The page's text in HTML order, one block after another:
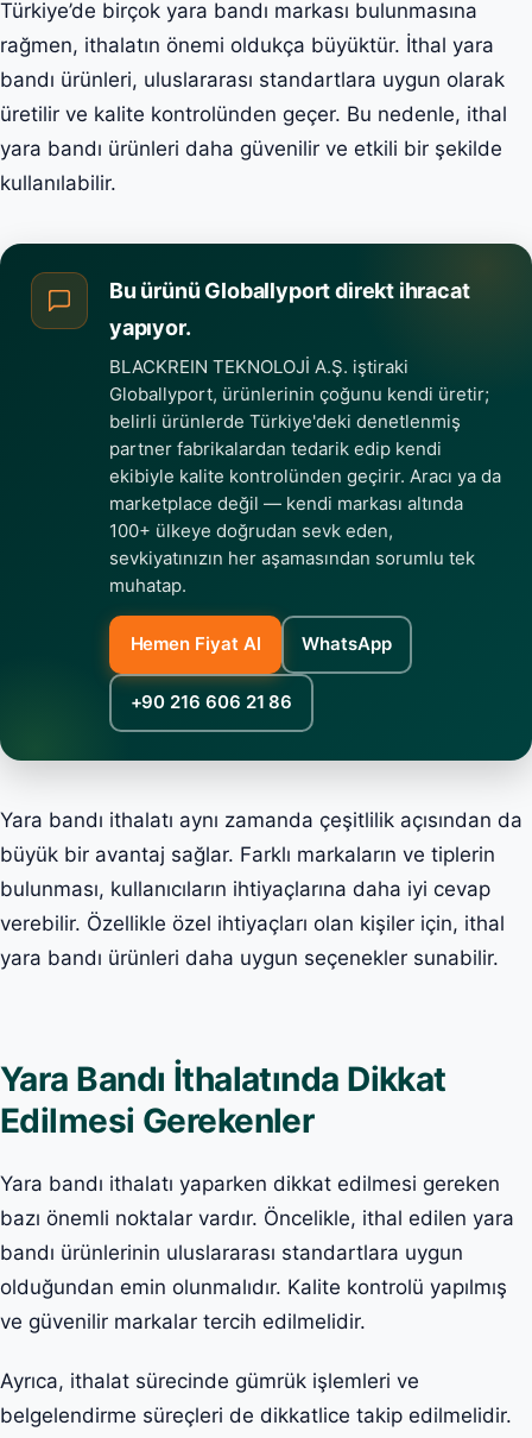
Türkiye’de birçok yara bandı markası bulunmasına
rağmen, ithalatın önemi oldukça büyüktür. İthal yara
bandı ürünleri, uluslararası standartlara uygun olarak
üretilir ve kalite kontrolünden geçer. Bu nedenle, ithal
yara bandı ürünleri daha güvenilir ve etkili bir şekilde
kullanılabilir.
Bu ürünü Globallyport direkt ihracat
yapıyor.
BLACKREIN TEKNOLOJİ A.Ş. iştiraki
Globallyport, ürünlerinin çoğunu kendi üretir;
belirli ürünlerde Türkiye'deki denetlenmiş
partner fabrikalardan tedarik edip kendi
ekibiyle kalite kontrolünden geçirir. Aracı ya da
marketplace değil — kendi markası altında
100+ ülkeye doğrudan sevk eden,
sevkiyatınızın her aşamasından sorumlu tek
muhatap.
Hemen Fiyat Al WhatsApp
+90 216 606 21 86
Yara bandı ithalatı aynı zamanda çeşitlilik açısından da
büyük bir avantaj sağlar. Farklı markaların ve tiplerin
bulunması, kullanıcıların ihtiyaçlarına daha iyi cevap
verebilir. Özellikle özel ihtiyaçları olan kişiler için, ithal
yara bandı ürünleri daha uygun seçenekler sunabilir.
Yara Bandı İthalatında Dikkat
Edilmesi Gerekenler
Yara bandı ithalatı yaparken dikkat edilmesi gereken
bazı önemli noktalar vardır. Öncelikle, ithal edilen yara
bandı ürünlerinin uluslararası standartlara uygun
olduğundan emin olunmalıdır. Kalite kontrolü yapılmış
ve güvenilir markalar tercih edilmelidir.
Ayrıca, ithalat sürecinde gümrük işlemleri ve
belgelendirme süreçleri de dikkatlice takip edilmelidir.